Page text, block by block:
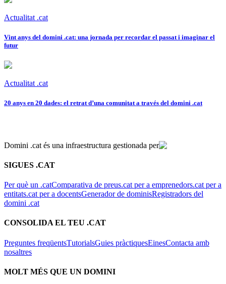
Actualitat .cat
Vint anys del domini .cat: una jornada per recordar el passat i imaginar el
futur
Actualitat .cat
20 anys en 20 dades: el retrat d’una comunitat a través del domini .cat
Domini .cat és una infraestructura gestionada per
SIGUES .CAT
Per què un .catComparativa de preus.cat per a emprenedors.cat per a
entitats.cat per a docentsGenerador de dominisRegistradors del
domini .cat
CONSOLIDA EL TEU .CAT
Preguntes freqüentsTutorialsGuies pràctiquesEinesContacta amb
nosaltres
MOLT MÉS QUE UN DOMINI